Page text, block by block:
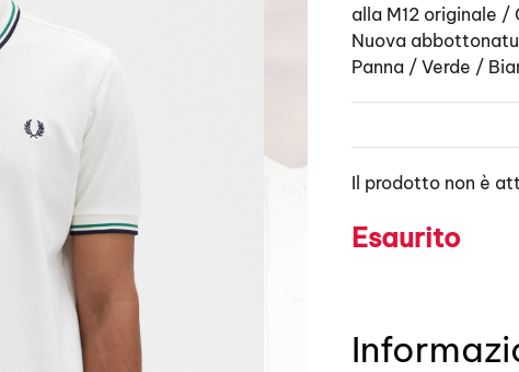
alla M12 originale
Nuova
Panna / Verde /
Il prodotto non è
Esaurito